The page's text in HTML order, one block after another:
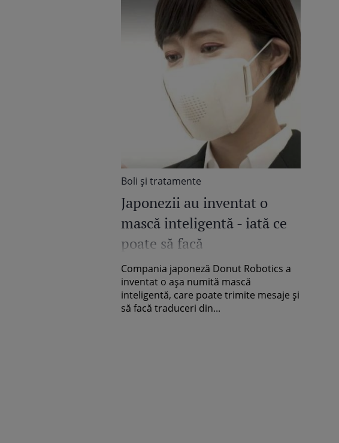
Boli şi tratamente
Japonezii au inventat o
mască inteligentă - iată ce
poate să facă
Compania japoneză Donut Robotics a
inventat o așa numită mască
inteligentă, care poate trimite mesaje și
să facă traduceri din...